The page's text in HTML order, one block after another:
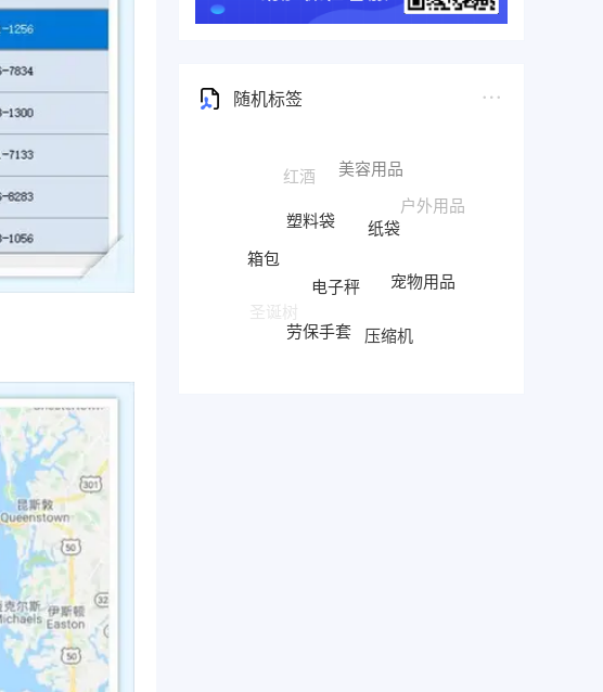
随机标签
电子秤
劳保手套
宠物用品
纸袋
塑料袋
圣诞树
电子烟
集装箱
沙发